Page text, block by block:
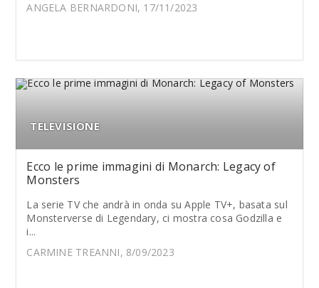
ANGELA BERNARDONI, 17/11/2023
TELEVISIONE
Ecco le prime immagini di Monarch: Legacy of
Monsters
La serie TV che andrà in onda su Apple TV+, basata sul
Monsterverse di Legendary, ci mostra cosa Godzilla e
i...
CARMINE TREANNI, 8/09/2023